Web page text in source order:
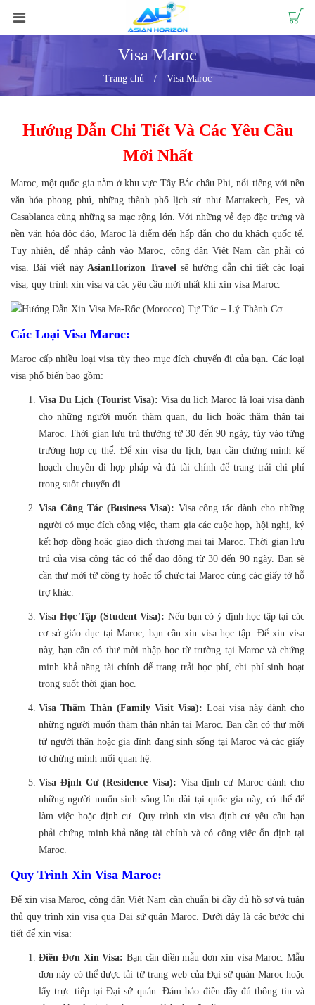
Visa Maroc
Trang chủ Visa Maroc
Hướng Dẫn Chi Tiết Và Các Yêu Cầu
Mới Nhất
Maroc, một quốc gia nằm ở khu vực Tây Bắc châu Phi, nổi tiếng với nền
văn hóa phong phú, những thành phố lịch sử như Marrakech, Fes, và
Casablanca cùng những sa mạc rộng lớn. Với những vẻ đẹp đặc trưng và
nền văn hóa độc đáo, Maroc là điểm đến hấp dẫn cho du khách quốc tế.
Tuy nhiên, để nhập cảnh vào Maroc, công dân Việt Nam cần phải có
visa. Bài viết nàyAsianHorizon Travel sẽ hướng dẫn chi tiết các loại
visa, quy trình xin visa và các yêu cầu mới nhất khi xin visa Maroc.
Các Loại Visa Maroc:
Maroc cấp nhiều loại visa tùy theo mục đích chuyến đi của bạn. Các loại
visa phổ biến bao gồm:
Visa Du Lịch (Tourist Visa): Visa du lịch Maroc là loại visa dành
cho những người muốn thăm quan, du lịch hoặc thăm thân tại
Maroc. Thời gian lưu trú thường từ 30 đến 90 ngày, tùy vào từng
trường hợp cụ thể. Để xin visa du lịch, bạn cần chứng minh kế
hoạch chuyến đi hợp pháp và đủ tài chính để trang trải chi phí
trong suốt chuyến đi.
Visa Công Tác (Business Visa): Visa công tác dành cho những
người có mục đích công việc, tham gia các cuộc họp, hội nghị, ký
kết hợp đồng hoặc giao dịch thương mại tại Maroc. Thời gian lưu
trú của visa công tác có thể dao động từ 30 đến 90 ngày. Bạn sẽ
cần thư mời từ công ty hoặc tổ chức tại Maroc cùng các giấy tờ hỗ
trợ khác.
Visa Học Tập (Student Visa): Nếu bạn có ý định học tập tại các
cơ sở giáo dục tại Maroc, bạn cần xin visa học tập. Để xin visa
này, bạn cần có thư mời nhập học từ trường tại Maroc và chứng
minh khả năng tài chính để trang trải học phí, chi phí sinh hoạt
trong suốt thời gian học.
Visa Thăm Thân (Family Visit Visa): Loại visa này dành cho
những người muốn thăm thân nhân tại Maroc. Bạn cần có thư mời
từ người thân hoặc gia đình đang sinh sống tại Maroc và các giấy
tờ chứng minh mối quan hệ.
Visa Định Cư (Residence Visa): Visa định cư Maroc dành cho
những người muốn sinh sống lâu dài tại quốc gia này, có thể để
làm việc hoặc định cư. Quy trình xin visa định cư yêu cầu bạn
phải chứng minh khả năng tài chính và có công việc ổn định tại
Maroc.
Quy Trình Xin Visa Maroc:
Để xin visa Maroc, công dân Việt Nam cần chuẩn bị đầy đủ hồ sơ và tuân
thủ quy trình xin visa qua Đại sứ quán Maroc. Dưới đây là các bước chi
tiết để xin visa:
Điền Đơn Xin Visa: Bạn cần điền mẫu đơn xin visa Maroc. Mẫu
đơn này có thể được tải từ trang web của Đại sứ quán Maroc hoặc
lấy trực tiếp tại Đại sứ quán. Đảm bảo điền đầy đủ thông tin và